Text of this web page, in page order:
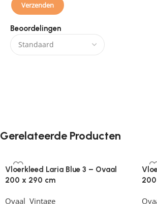
Beoordelingen
Gerelateerde Producten
Vloerkleed Laria Blue 3 – Ovaal
200 x 290 cm
Ovaal Vintage